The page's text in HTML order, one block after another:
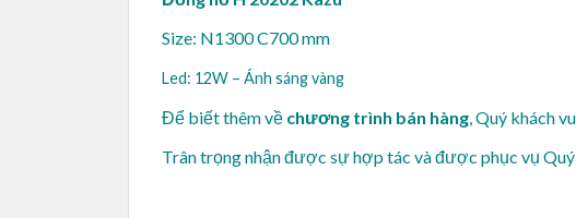
Size: N1300 C700 mm
Led: 12W – Ánh sáng vàng
Để biết thêm về chương trình bán hàng , Quý khách
Trân trọng nhận được sự hợp tác và được phục vụ